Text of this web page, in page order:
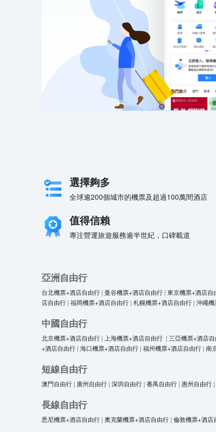
選擇夠多
全球逾200個城市的機票及超過100萬間酒店
值得信賴
專注營運旅遊服務逾半世紀，口碑載道
亞洲自由行
台北機票+酒店自由行 | 曼谷機票+酒店自由行 | 東京機票+酒店自
店自由行 | 福岡機票+酒店自由行 | 札幌機票+酒店自由行 | 沖繩
中國自由行
北京機票+酒店自由行 | 上海機票+酒店自由行 | 三亞機票+酒店
+酒店自由行 | 海口機票+酒店自由行 | 福州機票+酒店自由行 | 南
短線自由行
澳門自由行 | 廣州自由行 | 深圳自由行 | 番禺自由行 | 惠州自由行 |
長線自由行
悉尼機票+酒店自由行 | 奧克蘭機票+酒店自由行 | 倫敦機票+酒店